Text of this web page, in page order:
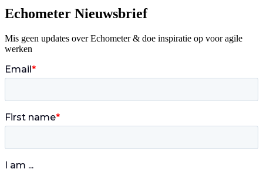
Echometer Nieuwsbrief
Mis geen updates over Echometer & doe inspiratie op voor agile
werken